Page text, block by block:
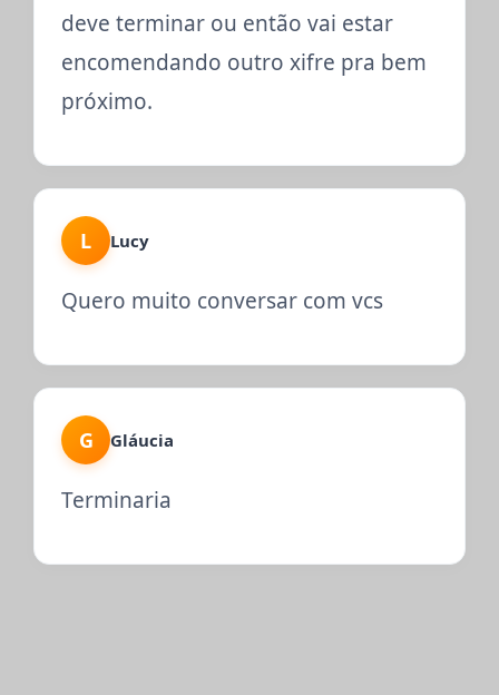
deve terminar ou então vai estar
encomendando outro xifre pra bem
próximo.
L Lucy
Quero muito conversar com vcs
G Gláucia
Terminaria